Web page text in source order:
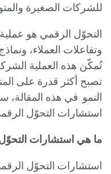
للشركات الصغيرة
التحوّل الرقمي هو عملية
وتفاعلات العملاء،
تُمكّن هذه العملية
تصبح أكثر قدرة على
النمو. في هذه المقالة،
استشارات التحوّل
ما هي استشارات
استشارات التحوّل